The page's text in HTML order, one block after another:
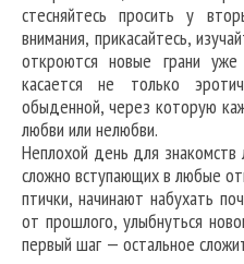
стесняйтесь просить у
внимания, прикасайтесь,
откроются новые грани
касается не только
обыденной, через которую
любви или нелюбви.
Неплохой день для
сложно вступающих в любые
птички, начинают набухать
от прошлого, улыбнуться
первый шаг — остальное